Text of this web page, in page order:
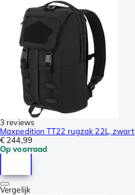
3 reviews
Maxpedition TT22 rugzak 22L, zwart
€ 244,99
Op voorraad
Vergelijk